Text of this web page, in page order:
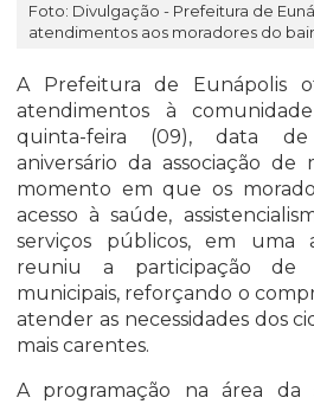
Foto: Divulgação - Prefeitura de
atendimentos aos moradores do
A Prefeitura de Eunápolis
atendimentos à
quinta-feira (09), data de
aniversário da associação de
momento em que os
acesso à saúde,
serviços públicos, em uma
reuniu a participação de
municipais, reforçando o
atender as necessidades dos
mais carentes.
A programação na área da